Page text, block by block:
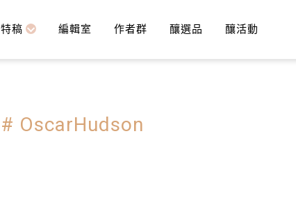
特稿 編輯室 作者群 釀選品 釀活動
# OscarHudson